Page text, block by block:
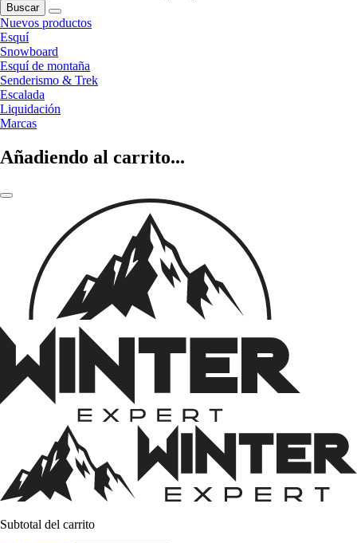
Buscar
Nuevos productos
Esquí
Snowboard
Esquí de montaña
Senderismo & Trek
Escalada
Liquidación
Marcas
Añadiendo al carrito...
Subtotal del carrito